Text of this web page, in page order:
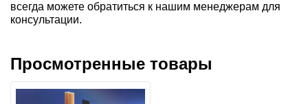
всегда можете обратиться к нашим менеджерам для
консультации.
Просмотренные товары